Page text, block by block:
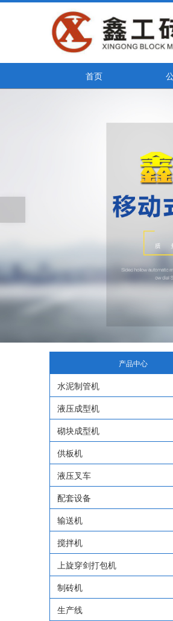
首页
产品中心
水泥制管机
液压成型机
砌块成型机
供板机
液压叉车
配套设备
输送机
搅拌机
上旋穿剑打包机
制砖机
生产线